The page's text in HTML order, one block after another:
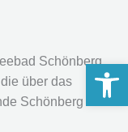
Schönberg
über das
Schönberg